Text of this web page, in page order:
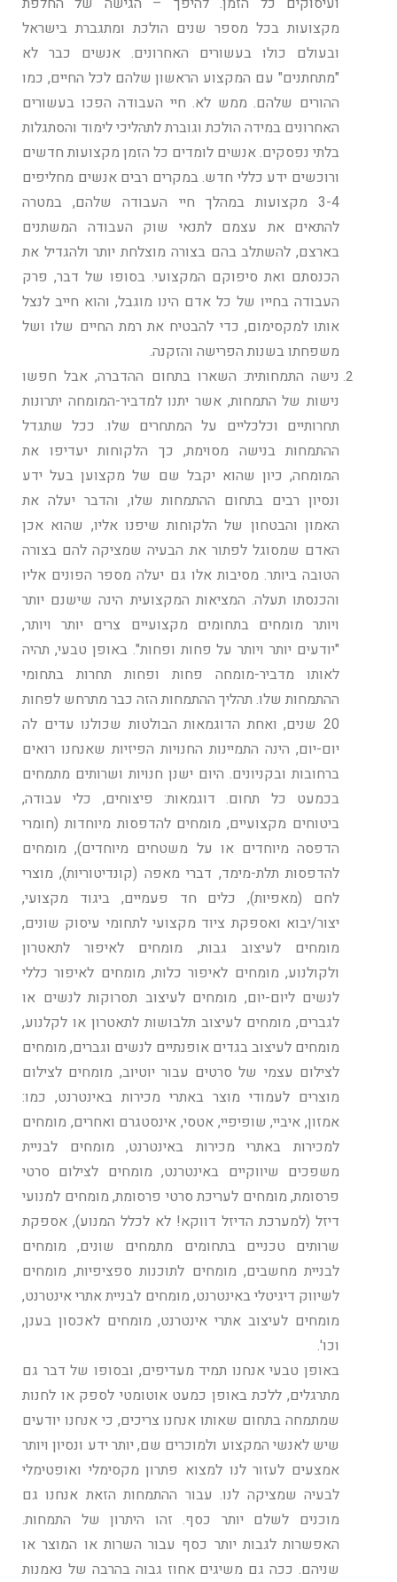
מקצועות בכל מספר שנים הולכת ומתגברת בישראל
ובעולם כולו בעשורים האחרונים. אנשים כבר לא
"מתחתנים" עם המקצוע הראשון שלהם לכל החיים, כמו
ההורים שלהם. ממש לא. חיי העבודה הפכו בעשורים
האחרונים במידה הולכת וגוברת לתהליכי לימוד והסתגלות
בלתי נפסקים. אנשים לומדים כל הזמן מקצועות חדשים
ורוכשים ידע כללי חדש. במקרים רבים אנשים מחליפים
3-4 מקצועות במהלך חיי העבודה שלהם, במטרה
להתאים את עצמם לתנאי שוק העבודה המשתנים
בארצם, להשתלב בהם בצורה מוצלחת יותר ולהגדיל את
הכנסתם ואת סיפוקם המקצועי. בסופו של דבר, פרק
העבודה בחייו של כל אדם הינו מוגבל, והוא חייב לנצל
אותו למקסימום, כדי להבטיח את רמת החיים שלו ושל
משפחתו בשנות הפרישה והזקנה.
נישה התמחותית: השארו בתחום ההדברה, אבל חפשו
נישות של התמחות, אשר יתנו למדביר-המומחה יתרונות
תחרותיים וכלכליים על המתחרים שלו. ככל שתגדל
ההתמחות בנישה מסוימת, כך הלקוחות יעדיפו את
המומחה, כיון שהוא יקבל שם של מקצוען בעל ידע
ונסיון רבים בתחום ההתמחות שלו, והדבר יעלה את
האמון והבטחון של הלקוחות שיפנו אליו, שהוא אכן
האדם שמסוגל לפתור את הבעיה שמציקה להם בצורה
הטובה ביותר. מסיבות אלו גם יעלה מספר הפונים אליו
והכנסתו תעלה. המציאות המקצועית הינה שישנם יותר
ויותר מומחים בתחומים מקצועיים צרים יותר ויותר,
"יודעים יותר ויותר על פחות ופחות". באופן טבעי, תהיה
לאותו מדביר-מומחה פחות ופחות תחרות בתחומי
ההתמחות שלו. תהליך ההתמחות הזה כבר מתרחש לפחות
20 שנים, ואחת הדוגמאות הבולטות שכולנו עדים לה
יום-יום, הינה התמיינות החנויות הפיזיות שאנחנו רואים
ברחובות ובקניונים. היום ישנן חנויות ושרותים מתמחים
בכמעט כל תחום. דוגמאות: פיצוחים, כלי עבודה,
ביטוחים מקצועיים, מומחים להדפסות מיוחדות (חומרי
הדפסה מיוחדים או על משטחים מיוחדים), מומחים
להדפסות תלת-מימד, דברי מאפה (קונדיטוריות), מוצרי
לחם (מאפיות), כלים חד פעמיים, ביגוד מקצועי,
יצור/יבוא ואספקת ציוד מקצועי לתחומי עיסוק שונים,
מומחים לעיצוב גבות, מומחים לאיפור לתאטרון
ולקולנוע, מומחים לאיפור כלות, מומחים לאיפור כללי
לנשים ליום-יום, מומחים לעיצוב תסרוקות לנשים או
לגברים, מומחים לעיצוב תלבושות לתאטרון או לקלנוע,
מומחים לעיצוב בגדים אופנתיים לנשים וגברים, מומחים
לצילום עצמי של סרטים עבור יוטיוב, מומחים לצילום
מוצרים לעמודי מוצר באתרי מכירות באינטרנט, כמו:
אמזון, איביי, שופיפיי, אטסי, אינסטגרם ואחרים, מומחים
למכירות באתרי מכירות באינטרנט, מומחים לבניית
משפכים שיווקיים באינטרנט, מומחים לצילום סרטי
פרסומת, מומחים לעריכת סרטי פרסומת, מומחים למנועי
דיזל (למערכת הדיזל דווקא! לא לכלל המנוע), אספקת
שרותים טכניים בתחומים מתמחים שונים, מומחים
לבניית מחשבים, מומחים לתוכנות ספציפיות, מומחים
לשיווק דיגיטלי באינטרנט, מומחים לבניית אתרי אינטרנט,
מומחים לעיצוב אתרי אינטרנט, מומחים לאכסון בענן,
וכו'.
באופן טבעי אנחנו תמיד מעדיפים, ובסופו של דבר גם
מתרגלים, ללכת באופן כמעט אוטומטי לספק או לחנות
שמתמחה בתחום שאותו אנחנו צריכים, כי אנחנו יודעים
שיש לאנשי המקצוע ולמוכרים שם, יותר ידע ונסיון ויותר
אמצעים לעזור לנו למצוא פתרון מקסימלי ואופטימלי
לבעיה שמציקה לנו. עבור ההתמחות הזאת אנחנו גם
מוכנים לשלם יותר כסף. זהו היתרון של התמחות.
האפשרות לגבות יותר כסף עבור השרות או המוצר או
שניהם. ככה גם משיגים אחוז גבוה בהרבה של נאמנות